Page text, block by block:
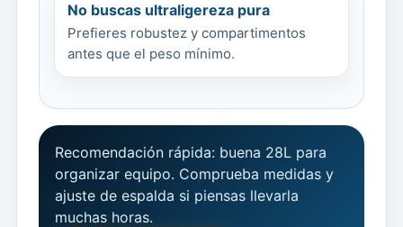
No buscas ultraligereza pura
Prefieres robustez y compartimentos
antes que el peso mínimo.
Recomendación rápida: buena 28L para
organizar equipo. Comprueba medidas y
ajuste de espalda si piensas llevarla
muchas horas.